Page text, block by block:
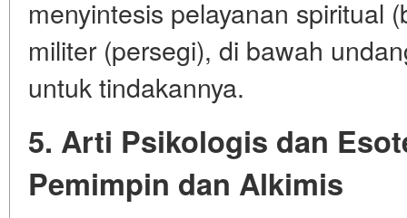
menyintesis pelayanan spiritual
militer (persegi), di bawah
untuk tindakannya.
5. Arti Psikologis dan
Pemimpin dan Alkimis